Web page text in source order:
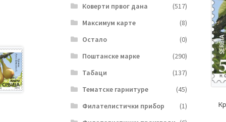
Коверти првог дана
(517)
Максимум карте
(8)
Остало
(0)
Поштанске марке
(290)
Табаци
(137)
Тематске гарнитуре
(45)
Филателистички прибор
(1)